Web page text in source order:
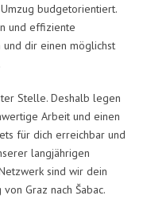
budgetorientiert.
und effiziente
und dir einen möglichst
Stelle. Deshalb legen
Arbeit und einen
für dich erreichbar und
langjährigen
sind wir dein
Graz nach Šabac.